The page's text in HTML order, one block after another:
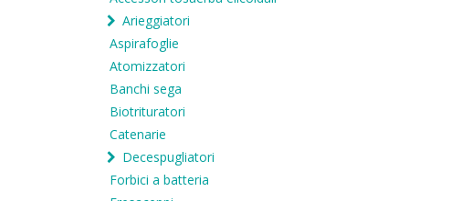
Arieggiatori
Aspirafoglie
Atomizzatori
Banchi sega
Biotrituratori
Catenarie
Decespugliatori
Forbici a batteria